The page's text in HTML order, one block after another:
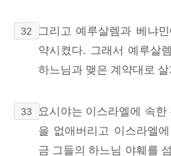
32
그리고 예루살렘과 베냐
약시켰다. 그래서 예루살
하느님과 맺은 계약대로
33
요시야는 이스라엘에 속
을 없애버리고 이스라엘
금 그들의 하느님 야훼를